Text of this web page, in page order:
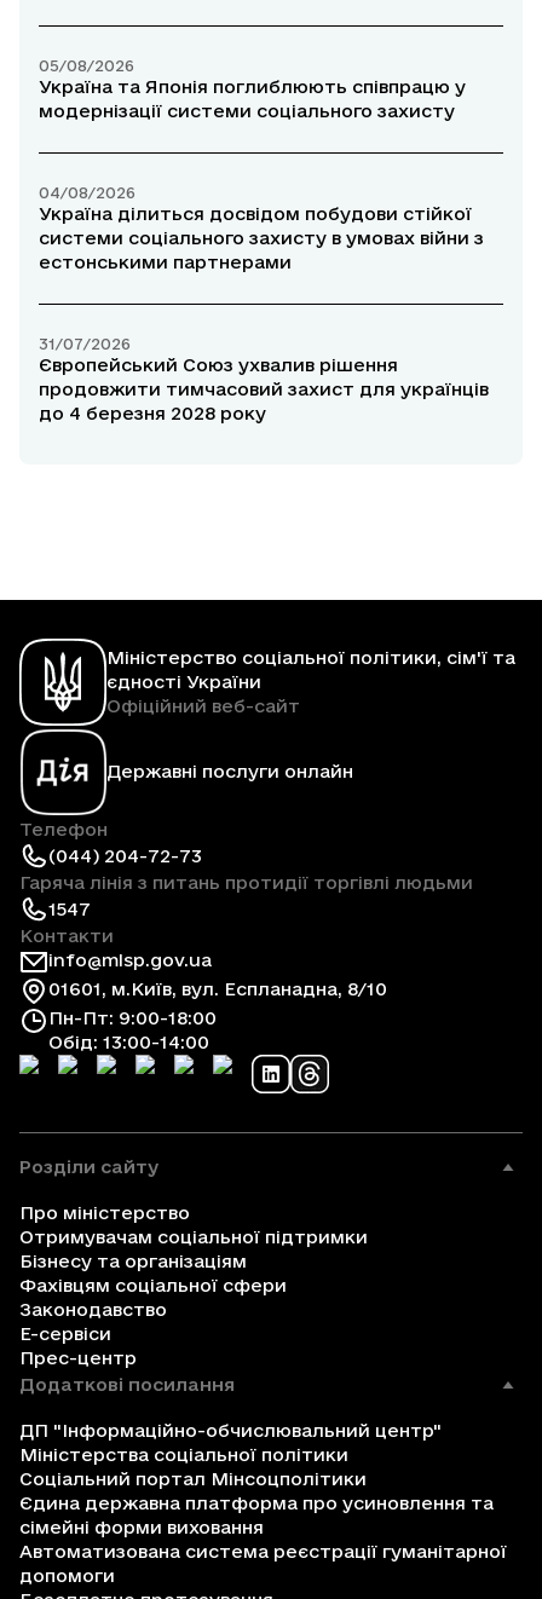
05/08/2026
Україна та Японія поглиблюють співпрацю у
модернізації системи соціального захисту
04/08/2026
Україна ділиться досвідом побудови стійкої
системи соціального захисту в умовах війни з
естонськими партнерами
31/07/2026
Європейський Союз ухвалив рішення
продовжити тимчасовий захист для українців
до 4 березня 2028 року
Міністерство соціальної політики, сім'ї та
єдності України
Офіційний веб-сайт
Державні послуги онлайн
Телефон
(044) 204-72-73
Гаряча лінія з питань протидії торгівлі людьми
1547
Контакти
info@mlsp.gov.ua
01601, м.Київ, вул. Еспланадна, 8/10
Пн-Пт: 9:00-18:00
Обід: 13:00-14:00
Розділи сайту
Про міністерство
Отримувачам соціальної підтримки
Бізнесу та організаціям
Фахівцям соціальної сфери
Законодавство
Е-сервіси
Прес-центр
Додаткові посилання
ДП "Інформаційно-обчислювальний центр"
Міністерства соціальної політики
Соціальний портал Мінсоцполітики
Єдина державна платформа про усиновлення та
сімейні форми виховання
Автоматизована система реєстрації гуманітарної
допомоги